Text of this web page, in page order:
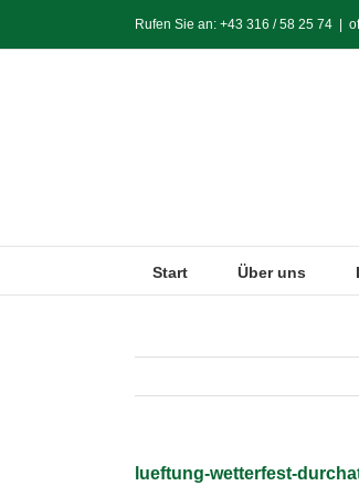
springen
Rufen Sie an: +43 316 / 58 25 74
Start Über uns
lueftung-wetterfest-